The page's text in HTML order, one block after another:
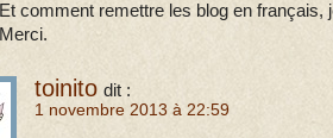
Et comment remettre les blog en français,
Merci.
toinito dit :
1 novembre 2013 à 22:59